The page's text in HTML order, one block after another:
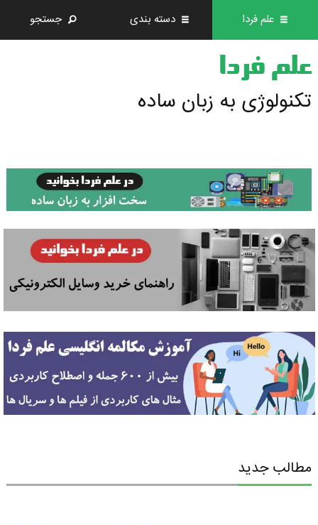
علم فردا دسته بندی جستجو
علم فردا
تکنولوژی به زبان ساده
مطالب جدید